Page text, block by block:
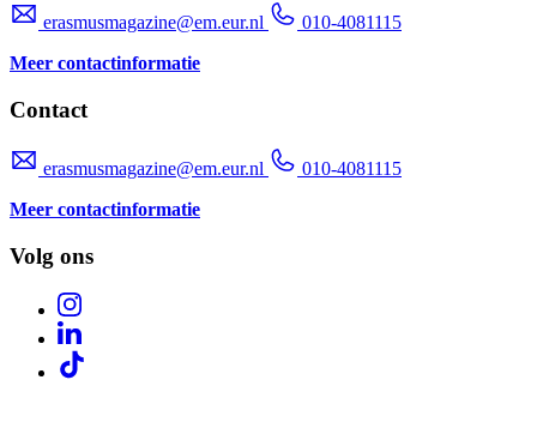
erasmusmagazine@em.eur.nl
010-4081115
Meer contactinformatie
Contact
erasmusmagazine@em.eur.nl
010-4081115
Meer contactinformatie
Volg ons